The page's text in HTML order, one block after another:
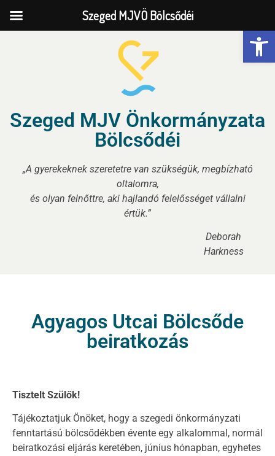
Szeged MJV Önkormányzata
Bölcsődéi
„A gyerekeknek szeretetre van szükségük, megbízható
oltalomra,
és olyan felnőttre, aki hajlandó felelősséget vállalni
értük.”
Deborah
Harkness
Agyagos Utcai Bölcsőde
beiratkozás
Tisztelt Szülők!
Tájékoztatjuk Önöket, hogy a szegedi önkormányzati
fenntartású bölcsődékben évente egy alkalommal, normál
beiratkozási eljárás keretében, június hónapban, egyhetes
Szeged MJVÖ Bölcsődéi